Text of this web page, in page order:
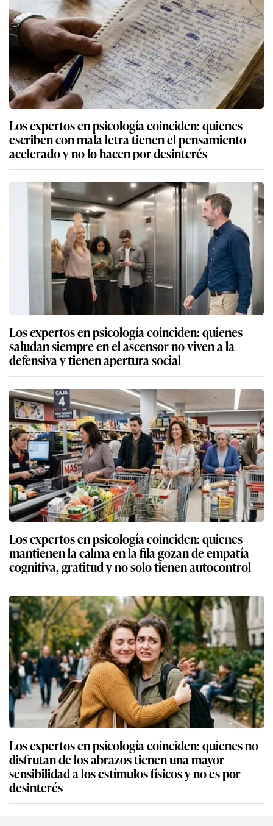
Los expertos en psicología coinciden: quienes
escriben con mala letra tienen el pensamiento
acelerado y no lo hacen por desinterés
Los expertos en psicología coinciden: quienes
saludan siempre en el ascensor no viven a la
defensiva y tienen apertura social
Los expertos en psicología coinciden: quienes
mantienen la calma en la fila gozan de empatía
cognitiva, gratitud y no solo tienen autocontrol
Los expertos en psicología coinciden: quienes no
disfrutan de los abrazos tienen una mayor
sensibilidad a los estímulos físicos y no es por
desinterés